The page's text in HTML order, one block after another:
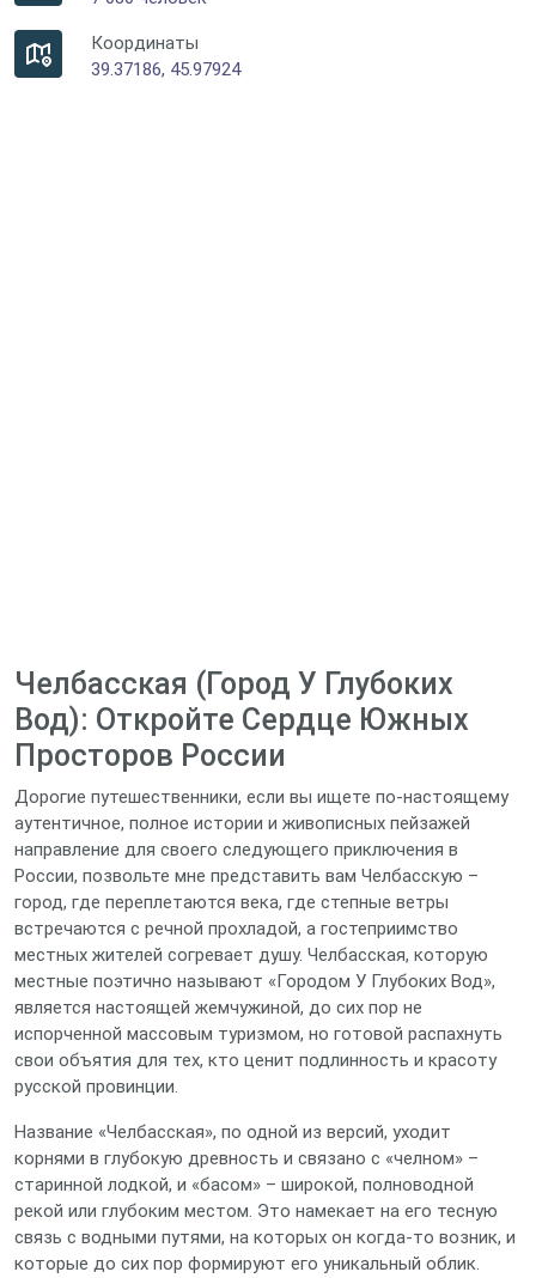
Координаты
39.37186, 45.97924
Челбасская (Город У Глубоких
Вод): Откройте Сердце Южных
Просторов России
Дорогие путешественники, если вы ищете по-настоящему
аутентичное, полное истории и живописных пейзажей
направление для своего следующего приключения в
России, позвольте мне представить вам Челбасскую –
город, где переплетаются века, где степные ветры
встречаются с речной прохладой, а гостеприимство
местных жителей согревает душу. Челбасская, которую
местные поэтично называют «Городом У Глубоких Вод»,
является настоящей жемчужиной, до сих пор не
испорченной массовым туризмом, но готовой распахнуть
свои объятия для тех, кто ценит подлинность и красоту
русской провинции.
Название «Челбасская», по одной из версий, уходит
корнями в глубокую древность и связано с «челном» –
старинной лодкой, и «басом» – широкой, полноводной
рекой или глубоким местом. Это намекает на его тесную
связь с водными путями, на которых он когда-то возник, и
которые до сих пор формируют его уникальный облик.